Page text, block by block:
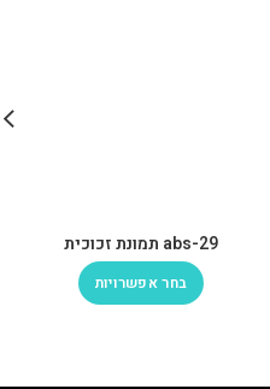
abs-29 תמונת זכוכית
בחר אפשרויות